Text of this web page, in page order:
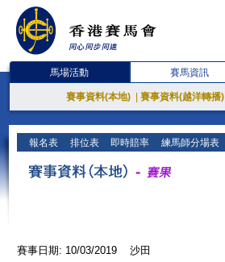
馬場活動 賽馬資訊
賽事資料(本地) 賽事資料(越洋轉播)
報名表 排位表 即時賠率 練馬師分場表
賽事日期: 10/03/2019 沙田